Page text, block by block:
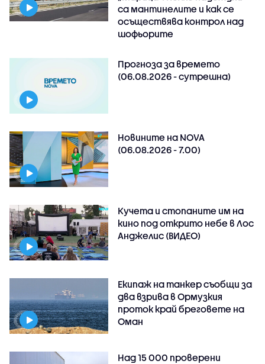
са мантинелите и как се
осъществява контрол над
шофьорите
Прогноза за времето
(06.08.2026 - сутрешна)
Новините на NOVA
(06.08.2026 - 7.00)
Кучета и стопаните им на
кино под открито небе в Лос
Анджелис (ВИДЕО)
Екипаж на танкер съобщи за
два взрива в Ормузкия
проток край бреговете на
Оман
Над 15 000 проверени